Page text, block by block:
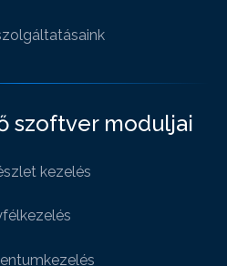
szoftver moduljai
kezelés